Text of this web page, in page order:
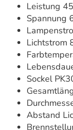
Leistung
Spannung
Lichtstrom
Sockel
Abstand